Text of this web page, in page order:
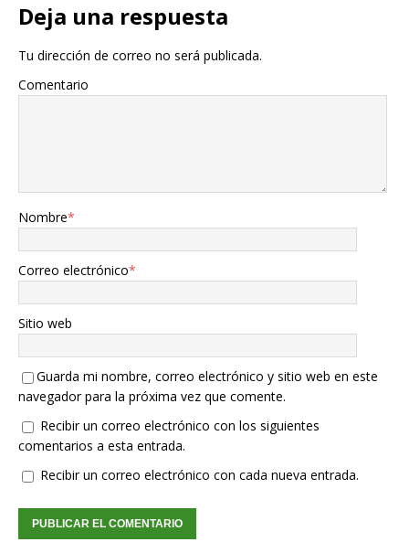
Deja una respuesta
Tu dirección de correo no será publicada.
Comentario
Nombre*
Correo electrónico*
Sitio web
Guarda mi nombre, correo electrónico y sitio web en este
navegador para la próxima vez que comente.
Recibir un correo electrónico con los siguientes
comentarios a esta entrada.
Recibir un correo electrónico con cada nueva entrada.